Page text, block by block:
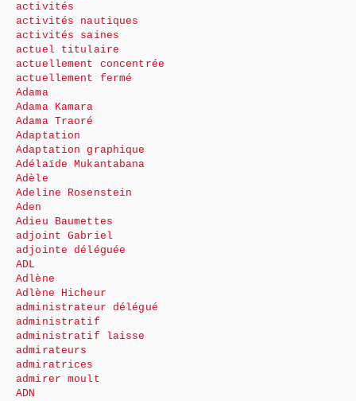
activités
activités nautiques
activités saines
actuel titulaire
actuellement concentrée
actuellement fermé
Adama
Adama Kamara
Adama Traoré
Adaptation
Adaptation graphique
Adélaïde Mukantabana
Adèle
Adeline Rosenstein
Aden
Adieu Baumettes
adjoint Gabriel
adjointe déléguée
ADL
Adlène
Adlène Hicheur
administrateur délégué
administratif
administratif laisse
admirateurs
admiratrices
admirer moult
ADN